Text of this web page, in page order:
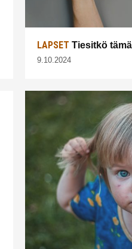
LAPSET Tiesitkö
9.10.2024